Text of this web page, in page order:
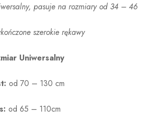
pasuje na rozmiary od 34 – 46
szerokie rękawy
Uniwersalny
od 70 – 130 cm
od 65 – 110cm